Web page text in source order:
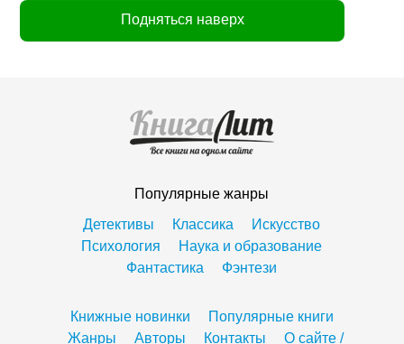
Подняться наверх
Популярные жанры
Детективы
Классика
Искусство
Психология
Наука и образование
Фантастика
Фэнтези
Книжные новинки
Популярные книги
Жанры
Авторы Контакты О сайте /